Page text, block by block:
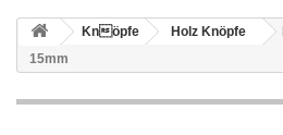
Knöpfe Holz Knöpfe
15mm